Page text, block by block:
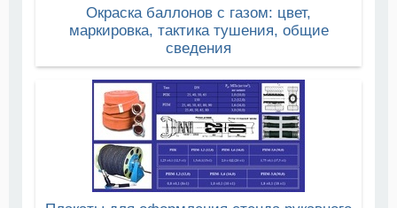
Окраска баллонов с газом: цвет,
маркировка, тактика тушения, общие
сведения